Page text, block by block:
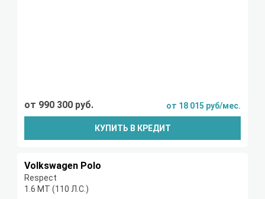
от 990 300 руб. от 18 015 руб/мес.
КУПИТЬ В КРЕДИТ
Volkswagen Polo
Respect
1.6 MT (110 Л.С.)